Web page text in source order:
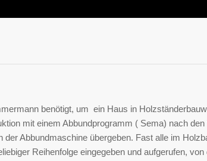
benötigt, um ein Haus in
mit einem Abbundprogramm ( Sema) nach
Abbundmaschine übergeben. Fast alle im
Reihenfolge eingegeben und aufgerufen,